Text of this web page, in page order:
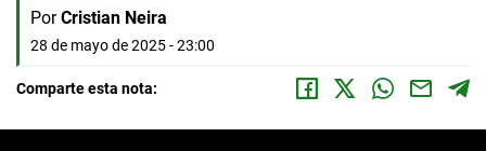
Por Cristian Neira
28 de mayo de 2025 - 23:00
Comparte esta nota: